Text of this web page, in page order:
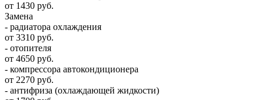
от 1430 руб.
Замена
- радиатора охлаждения
от 3310 руб.
- отопителя
от 4650 руб.
- компрессора автокондиционера
от 2270 руб.
- антифриза (охлаждающей жидкости)